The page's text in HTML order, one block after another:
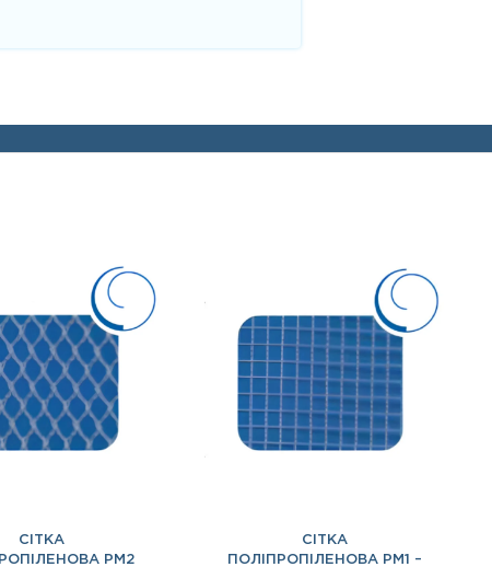
СІТКА
PM2
СІТКА
ПОЛІПРОПІЛЕНОВА PM1 –